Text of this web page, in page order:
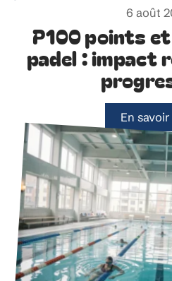
6 août
P100 points
padel : impact
En